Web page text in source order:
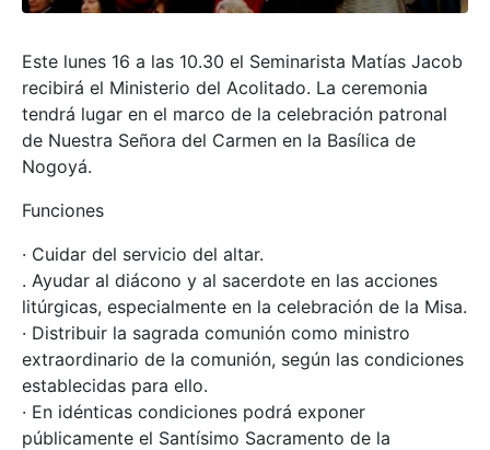
Este lunes 16 a las 10.30 el Seminarista Matías Jacob
recibirá el Ministerio del Acolitado. La ceremonia
tendrá lugar en el marco de la celebración patronal
de Nuestra Señora del Carmen en la Basílica de
Nogoyá.
Funciones
· Cuidar del servicio del altar.
. Ayudar al diácono y al sacerdote en las acciones
litúrgicas, especialmente en la celebración de la Misa.
· Distribuir la sagrada comunión como ministro
extraordinario de la comunión, según las condiciones
establecidas para ello.
· En idénticas condiciones podrá exponer
públicamente el Santísimo Sacramento de la